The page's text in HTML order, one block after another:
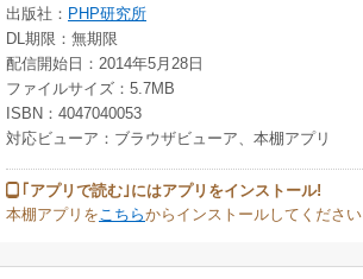
出版社： PHP研究所
DL期限：無期限
配信開始日：2014年5月28日
ファイルサイズ：5.7MB
ISBN：4047040053
対応ビューア：ブラウザビューア、本棚アプリ
｢アプリで読む｣にはアプリをインストール!
本棚アプリをこちらからインストールしてください